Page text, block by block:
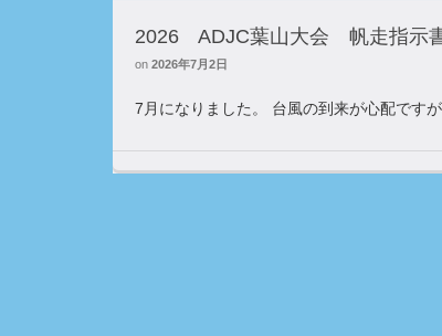
2026 ADJC葉山大会 帆走指示
on 2026年7月2日
7月になりました。 台風の到来が心配です